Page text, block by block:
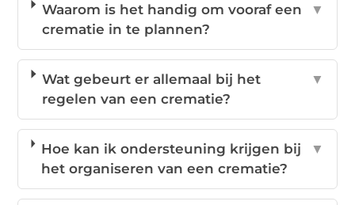
Waarom is het handig om vooraf een
crematie in te plannen?
▼
Wat gebeurt er allemaal bij het
regelen van een crematie?
▼
Hoe kan ik ondersteuning krijgen bij
het organiseren van een crematie?
▼